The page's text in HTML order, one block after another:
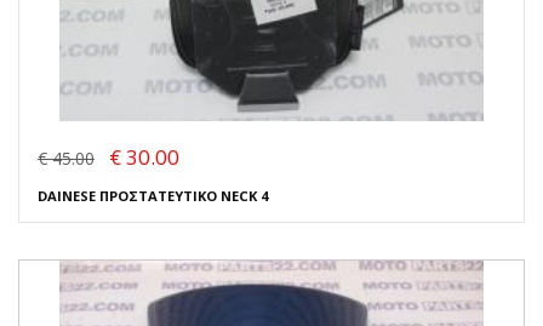
€ 45.00 € 30.00
DAINESE ΠΡΟΣΤΑΤΕΥΤΙΚΟ NECK 4